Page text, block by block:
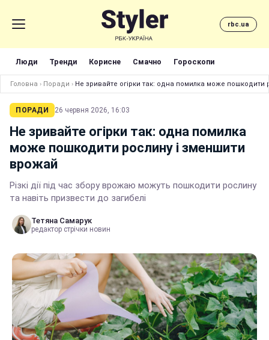
rbc.ua
Люди Тренди Корисне Смачно Гороскопи
Головна › Поради › Не зривайте огірки так: одна помилка може пошкодити
ПОРАДИ 26 червня 2026, 16:03
Не зривайте огірки так: одна помилка
може пошкодити рослину і зменшити
врожай
Різкі дії під час збору врожаю можуть пошкодити рослину
та навіть призвести до загибелі
Тетяна Самарук
редактор стрічки новин